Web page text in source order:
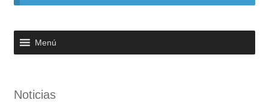
Preguntas Frecuentes
Receso de verano
Sobre el Portal
Menú
Noticias